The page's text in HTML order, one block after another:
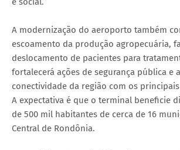
A modernização do aeroporto também
escoamento da produção agropecuária,
deslocamento de pacientes para
fortalecerá ações de segurança pública e
conectividade da região com os
A expectativa é que o terminal beneficie
de 500 mil habitantes de cerca de 16
Central de Rondônia.